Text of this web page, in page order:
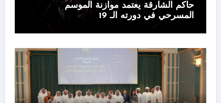
حاكم الشارقة يعتمد موازنة الموسم
المسرحي في دورته الـ 19